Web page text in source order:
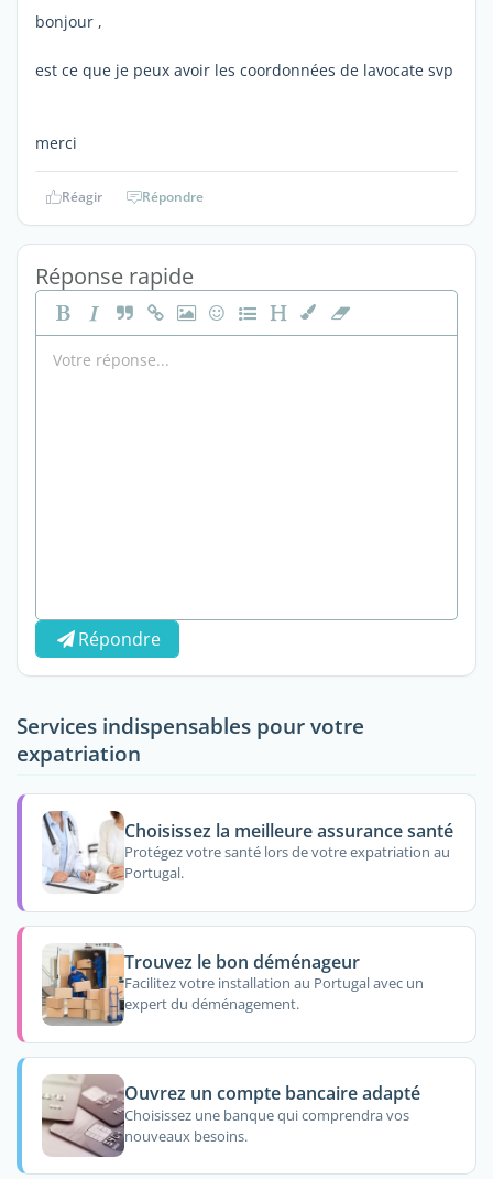
bonjour ,
est ce que je peux avoir les coordonnées de lavocate svp
merci
Réagir Répondre
Réponse rapide
Répondre
Services indispensables pour votre
expatriation
Choisissez la meilleure assurance santé
Protégez votre santé lors de votre expatriation au
Portugal.
Trouvez le bon déménageur
Facilitez votre installation au Portugal avec un
expert du déménagement.
Ouvrez un compte bancaire adapté
Choisissez une banque qui comprendra vos
nouveaux besoins.